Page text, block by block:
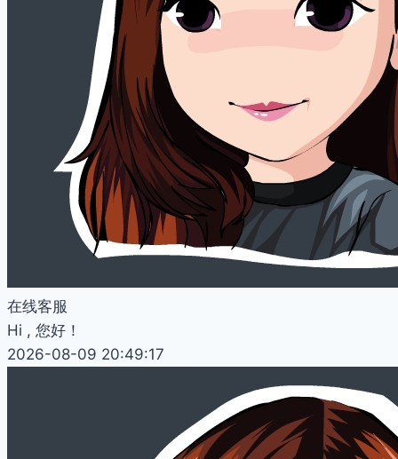
在线客服
Hi , 您好！
2026-08-09 20:49:17